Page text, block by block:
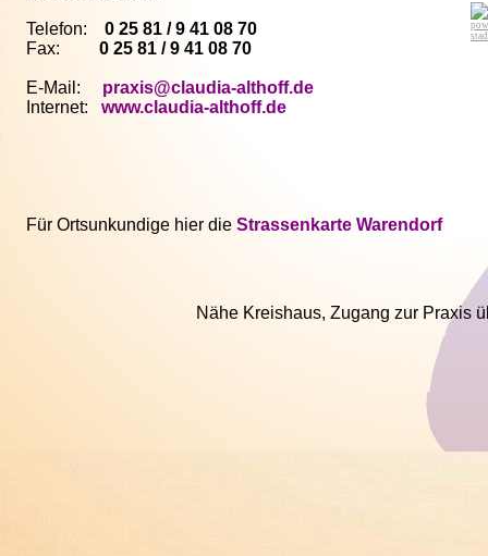
Telefon: 0 25 81 / 9 41 08 70
Fax: 0 25 81 / 9 41 08 70
E-Mail: praxis@claudia-althoff.de
Internet: www.claudia-althoff.de
Für Ortsunkundige hier die Strassenkarte Warendorf
Nähe Kreishaus, Zugang zur Praxis